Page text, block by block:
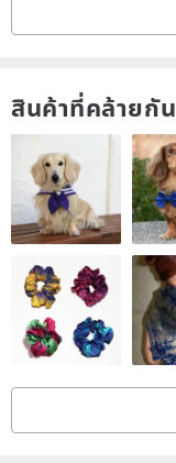
สินค้าที่คล้ายกัน